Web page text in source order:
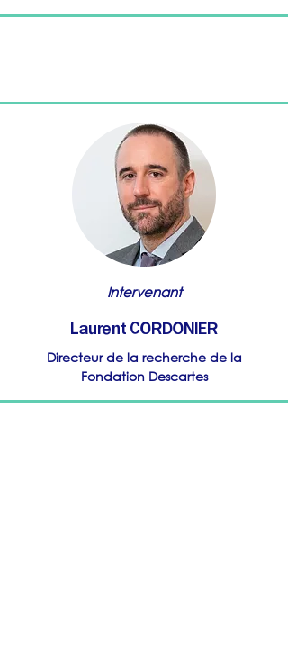
Intervenant
Laurent CORDONIER
Directeur de la recherche de la
Fondation Descartes